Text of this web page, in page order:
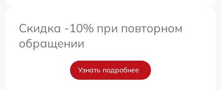
Скидка -10% при повторном
обращении
Узнать подробнее